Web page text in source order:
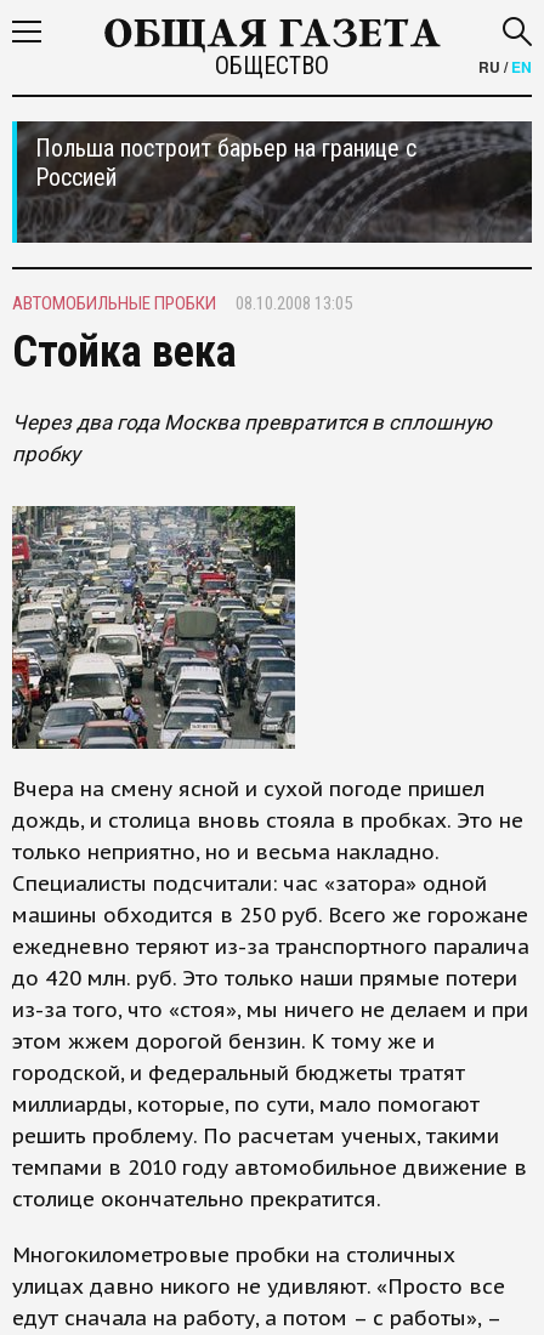
ОБЩЕСТВО RU /EN
Польша построит барьер на границе с
Россией
АВТОМОБИЛЬНЫЕ ПРОБКИ 08.10.2008 13:05
Стойка века
Через два года Москва превратится в сплошную
пробку
Вчера на смену ясной и сухой погоде пришел
дождь, и столица вновь стояла в пробках. Это не
только неприятно, но и весьма накладно.
Специалисты подсчитали: час «затора» одной
машины обходится в 250 руб. Всего же горожане
ежедневно теряют из-за транспортного паралича
до 420 млн. руб. Это только наши прямые потери
из-за того, что «стоя», мы ничего не делаем и при
этом жжем дорогой бензин. К тому же и
городской, и федеральный бюджеты тратят
миллиарды, которые, по сути, мало помогают
решить проблему. По расчетам ученых, такими
темпами в 2010 году автомобильное движение в
столице окончательно прекратится.
Многокилометровые пробки на столичных
улицах давно никого не удивляют. «Просто все
едут сначала на работу, а потом – с работы», –